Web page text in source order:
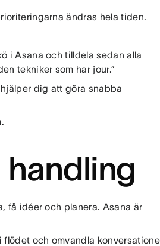
ändras hela tiden.
i Asana och tilldela sedan alla
tekniker som har jour.”
dig att göra snabba
få idéer och planera. Asana är
och omvandla